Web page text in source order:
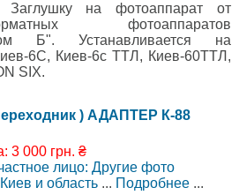
на фотоаппарат от
фотоаппаратов
Б". Устанавливается на
6С, Киев-6с ТТЛ, Киев-60ТТЛ,
SIX.
) АДАПТЕР К-88
3 000 грн. ₴
лицо: Другие фото
и область ... Подробнее ...